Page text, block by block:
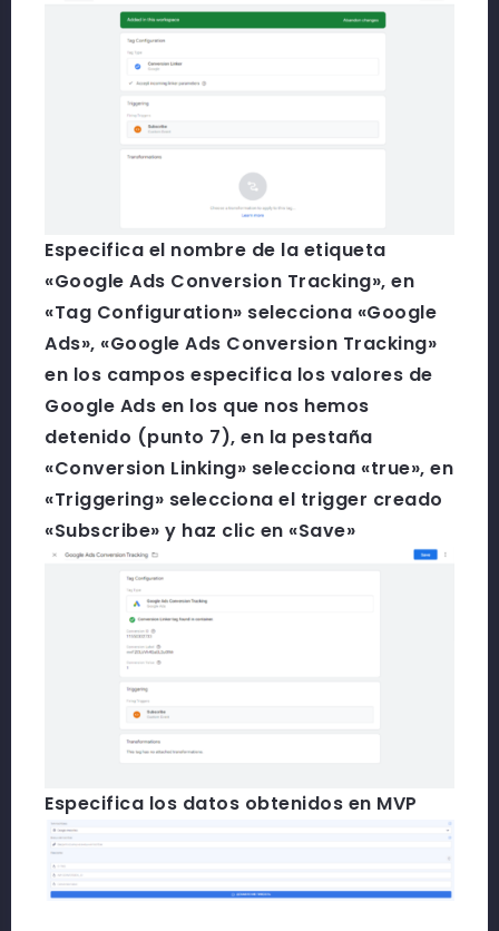
Especifica el nombre de la etiqueta
«Google Ads Conversion Tracking», en
«Tag Configuration» selecciona «Google
Ads», «Google Ads Conversion Tracking»
en los campos especifica los valores de
Google Ads en los que nos hemos
detenido (punto 7), en la pestaña
«Conversion Linking» selecciona «true», en
«Triggering» selecciona el trigger creado
«Subscribe» y haz clic en «Save»
Especifica los datos obtenidos en MVP